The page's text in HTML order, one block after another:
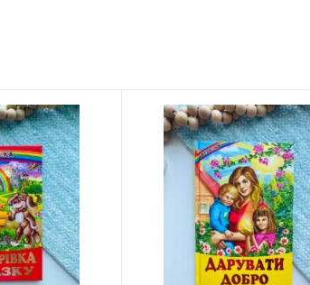
Книжкові історії на екрані
Прокачай себе
пошкоджених книг
книги
книги
українська проза
Закладки
Зошити